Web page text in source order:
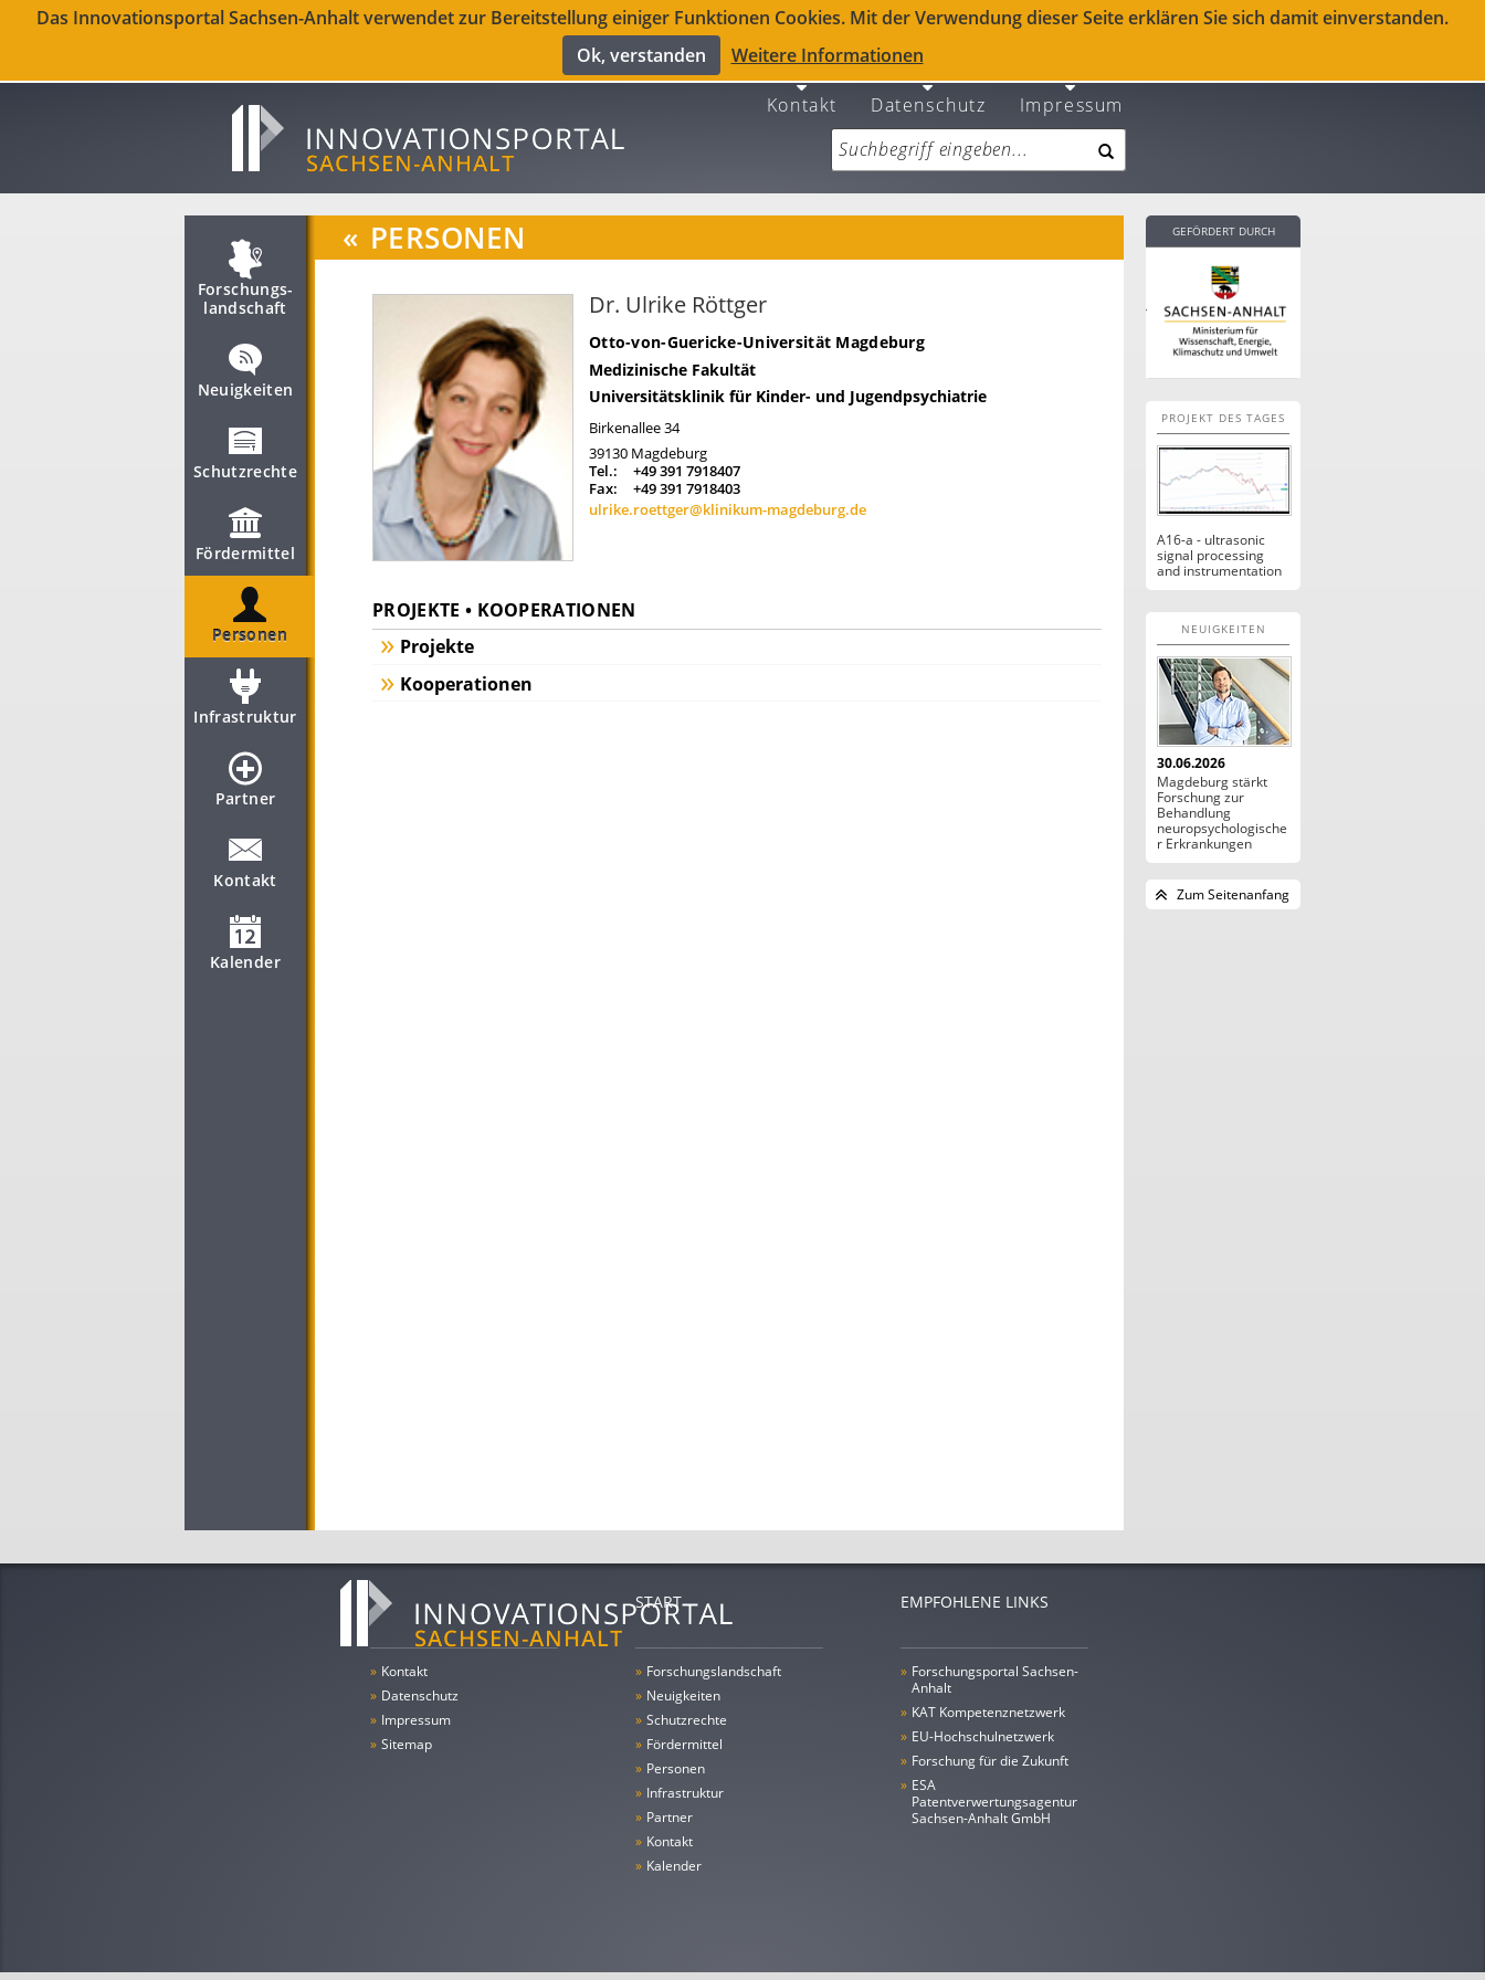
Das Innovationsportal Sachsen-Anhalt verwendet zur Bereitstellung einiger Funktionen Cookies. Mit der Verwendung dieser Seite erklären Sie sich damit einverstanden.
Ok, verstanden
Weitere Informationen
Kontakt Datenschutz Impressum
Forschungs­
landschaft
Neuigkeiten
Schutzrechte
Fördermittel
Personen
Infrastruktur
Partner
Kontakt
Kalender
« PERSONEN
Dr. Ulrike Röttger
Otto-von-Guericke-Universität Magdeburg
Medizinische Fakultät
Universitätsklinik für Kinder- und Jugendpsychiatrie
Birkenallee 34
39130 Magdeburg
Tel.:
+49 391 7918407
Fax:
+49 391 7918403
ulrike.roettger@klinikum-magdeburg.de
PROJEKTE • KOOPERATIONEN
Projekte
Kooperationen
GEFÖRDERT DURCH
PROJEKT DES TAGES
A16-a - ultrasonic
signal processing
and instrumentation
NEUIGKEITEN
30.06.2026
Magdeburg stärkt
Forschung zur
Behandlung
neuropsychologische
r Erkrankungen
Zum Seitenanfang
» Kontakt
» Datenschutz
» Impressum
» Sitemap
START
» Forschungs­landschaft
» Neuigkeiten
» Schutzrechte
» Fördermittel
» Personen
» Infrastruktur
» Partner
» Kontakt
» Kalender
EMPFOHLENE LINKS
» Forschungsportal Sachsen-
Anhalt
» KAT Kompetenznetzwerk
» EU-Hochschulnetzwerk
» Forschung für die Zukunft
» ESA
Patentverwertungsagentur
Sachsen-Anhalt GmbH